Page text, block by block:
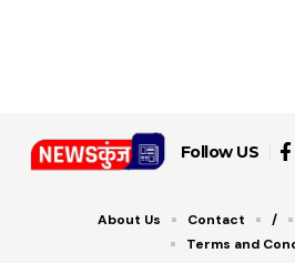
Follow US
About Us Contact /
Terms and